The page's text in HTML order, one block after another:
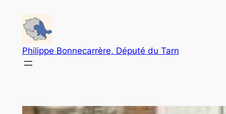
contenu
Philippe Bonnecarrère, Député du Tarn